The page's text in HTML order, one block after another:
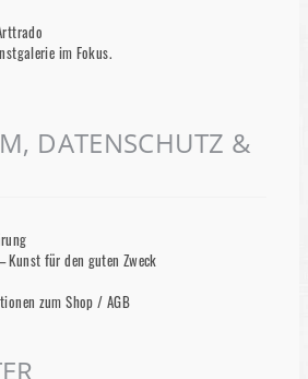
im Fokus.
DATENSCHUTZ &
Kunst für den guten Zweck
zum Shop / AGB